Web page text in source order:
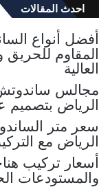
احدث المقالات
أفضل أنواع
المقاوم
العالية
مجالس
الرياض
سعر متر
الرياض مع
أسعار تركيب
والمستودعات